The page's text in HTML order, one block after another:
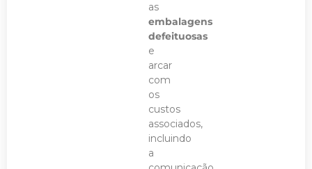
as
embalagens
defeituosas
e
arcar
com
os
custos
associados,
incluindo
a